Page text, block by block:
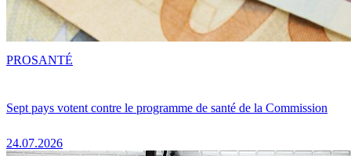
Sept pays votent contre le programme de santé de la Commission
24.07.2026
PROSANTÉ